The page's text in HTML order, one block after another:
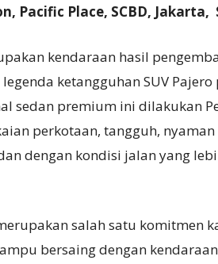
Pacific Place, SCBD, Jakarta,
kendaraan hasil
ketangguhan SUV
sedan premium ini dilakukan
perkotaan, tangguh,
dengan kondisi jalan yang
salah satu komitmen
bersaing dengan